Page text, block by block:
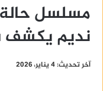
نديم يكشف
آخر تحديث: 4 يناير، 2026